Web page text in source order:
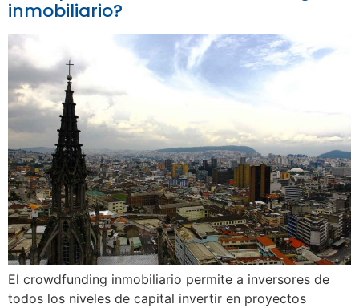
inmobiliario?
El crowdfunding inmobiliario permite a inversores de
todos los niveles de capital invertir en proyectos